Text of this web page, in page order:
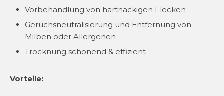
Vorbehandlung von hartnäckigen Flecken
Geruchsneutralisierung und Entfernung von
Milben oder Allergenen
Trocknung schonend & effizient
Vorteile: